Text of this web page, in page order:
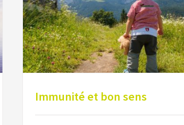
Immunité et bon sens